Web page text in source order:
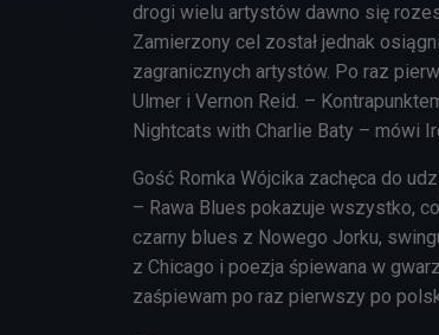
drogi wielu artystów dawno się
Zamierzony cel został jednak
zagranicznych artystów. Po raz
Ulmer i Vernon Reid. –
Nightcats with Charlie Baty – mówi
Gość Romka Wójcika zachęca do
– Rawa Blues pokazuje wszystko,
czarny blues z Nowego Jorku,
z Chicago i poezja śpiewana w
zaśpiewam po raz pierwszy po